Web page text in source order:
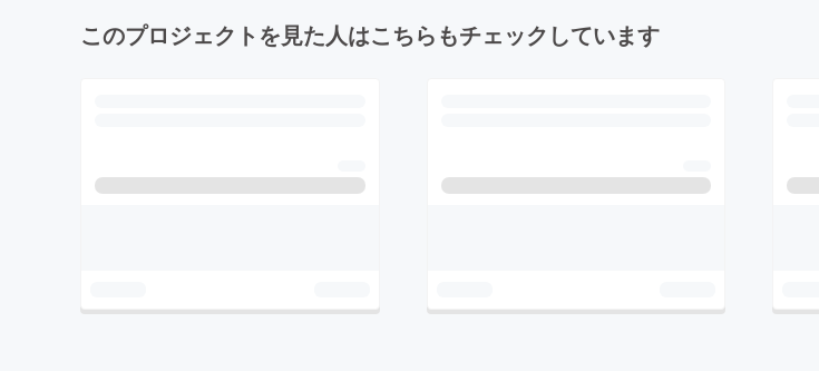
このプロジェクトを見た人はこちらもチェックしています